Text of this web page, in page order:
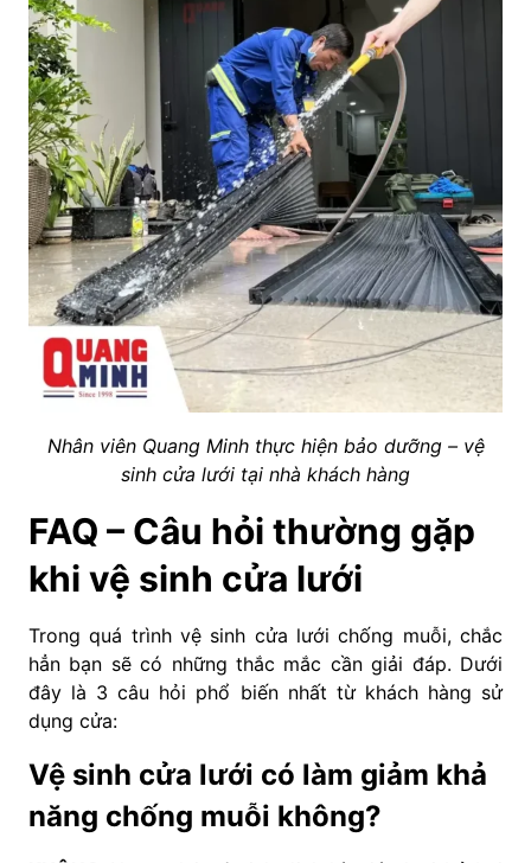
Nhân viên Quang Minh thực hiện bảo dưỡng – vệ
sinh cửa lưới tại nhà khách hàng
FAQ – Câu hỏi thường gặp
khi vệ sinh cửa lưới
Trong quá trình vệ sinh cửa lưới chống muỗi, chắc
hẳn bạn sẽ có những thắc mắc cần giải đáp. Dưới
đây là 3 câu hỏi phổ biến nhất từ khách hàng sử
dụng cửa:
Vệ sinh cửa lưới có làm giảm khả
năng chống muỗi không?